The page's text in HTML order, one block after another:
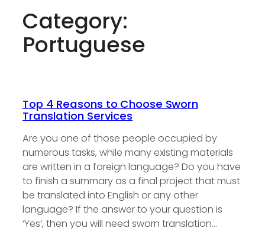
Category:
Portuguese
Top 4 Reasons to Choose Sworn
Translation Services
Are you one of those people occupied by
numerous tasks, while many existing materials
are written in a foreign language? Do you have
to finish a summary as a final project that must
be translated into English or any other
language? If the answer to your question is
‘Yes’, then you will need sworn translation…